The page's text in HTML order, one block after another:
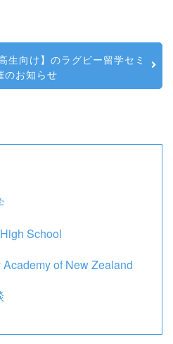
生向け】のラグビー留学セミ
のお知らせ
School
of New Zealand